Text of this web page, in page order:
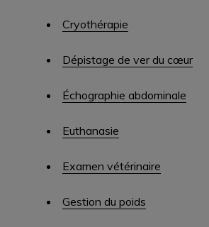
Cryothérapie
Dépistage de ver du cœur
Échographie abdominale
Euthanasie
Examen vétérinaire
Gestion du poids